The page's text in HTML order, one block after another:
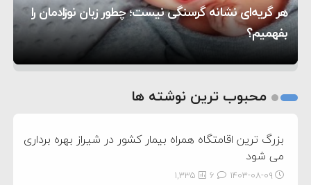
سختی خواهند گرفت
سنتکام پایان تجاوز جدید به ایران را اعلام کرد
۶:۰۵
هر گریه‌ای نشانه گرسنگی نیست؛ چطور زبان نوزادمان را
بفهمیم؟
تغذیه پدر می‌تواند بر سلامت نوزاد تأثیر بگذارد
روی دیگر زندگی
2
محبوب ترین نوشته ها
بزرگ ترین اقامتگاه همراه بیمار کشور در شیراز بهره برداری
می شود
۱۴۰۳-۰۸-۰۹ 1,335